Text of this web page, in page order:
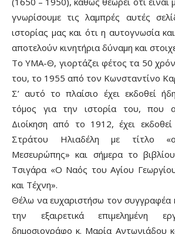
γνωρίσουμε τις λαμπρές αυτές
ιστορίας μας και ότι η αυτογνωσία
αποτελούν κινητήρια δύναμη και
Το ΥΜΑ-Θ, γιορτάζει φέτος τα 50
του, το 1955 από τον Κωνσταντίνο
Σ’ αυτό το πλαίσιο έχει εκδοθεί
τόμος για την ιστορία του, που
Διοίκηση από το 1912, έχει
Στράτου Ηλιαδέλη με τίτλο
Μεσευρώπης» και σήμερα το
Τσιγάρα «Ο Ναός του Αγίου
και Τέχνη».
Θέλω να ευχαριστήσω τον συγγραφέα
την εξαιρετικά επιμελημένη
δημοσιογράφο κ. Μαρία Αντωνιάδου